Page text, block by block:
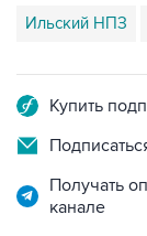
Получать